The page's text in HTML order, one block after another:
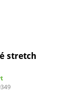
stretch